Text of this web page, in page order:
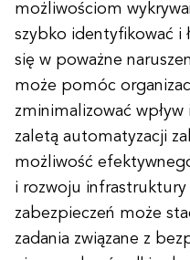
możliwościom
szybko identyfikować i
się w poważne
może pomóc
zminimalizować
zaletą automatyzacji
możliwość
i rozwoju infrastruktury
zabezpieczeń może
zadania związane z